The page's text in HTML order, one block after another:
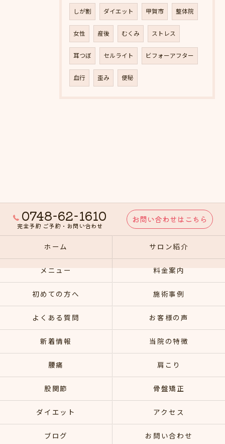
しが割 ダイエット 甲賀市 整体院
女性 産後 むくみ ストレス
耳つぼ セルライト ビフォーアフター
血行 歪み 便秘
0748-62-1610
完全予約 ご予約・お問い合わせ
お問い合わせはこちら
ホーム サロン紹介
メニュー 料金案内
初めての方へ 施術事例
よくある質問 お客様の声
新着情報 当院の特徴
腰痛 肩こり
股関節 骨盤矯正
ダイエット アクセス
ブログ お問い合わせ